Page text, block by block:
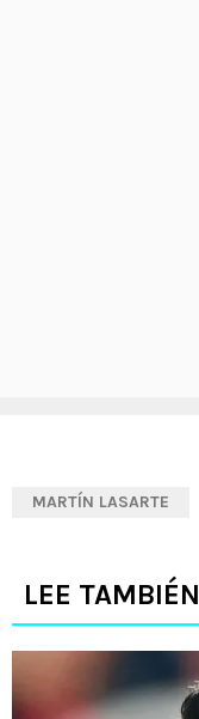
MARTÍN LASARTE
LEE TAMBIÉN